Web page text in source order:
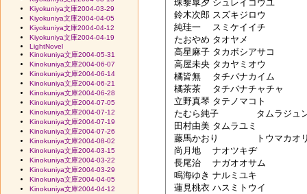
珠黎皐夕	シュレイコウユ
鈴木次郎	スズキジロウ
純珪一	スミケイイチ
たおやめ	タオヤメ
高星麻子	タカボシアサコ
高屋未央	タカヤミオウ
橘皆無	タチバナカイム
橘茶茶	タチバナチャチャ
立野真琴	タテノマコト
たむら純子	タムラジュンコ
田村由美	タムラユミ
藤馬かおり	トウマカオリ
尚月地	ナオツキヂ
長尾治	ナガオオサム
鳴海ゆき	ナルミユキ
蓮見桃衣	ハスミトウイ
Kiyokuniya文庫2004-03-29
Kiyokuniya文庫2004-04-05
Kiyokuniya文庫2004-04-12
Kiyokuniya文庫2004-04-19
LightNovel
Kinokuniya文庫2004-05-31
Kinokuniya文庫2004-06-07
Kinokuniya文庫2004-06-14
Kinokuniya文庫2004-06-21
Kinokuniya文庫2004-06-28
Kinokuniya文庫2004-07-05
Kinokuniya文庫2004-07-12
Kinokuniya文庫2004-07-19
Kinokuniya文庫2004-07-26
Kinokuniya文庫2004-08-02
Kinokuniya文庫2004-03-15
Kinokuniya文庫2004-03-22
Kinokuniya文庫2004-03-29
Kinokuniya文庫2004-04-05
Kinokuniya文庫2004-04-12